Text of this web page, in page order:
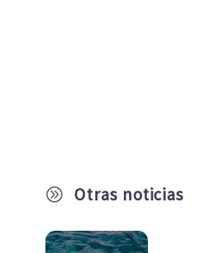
A Otras noticias